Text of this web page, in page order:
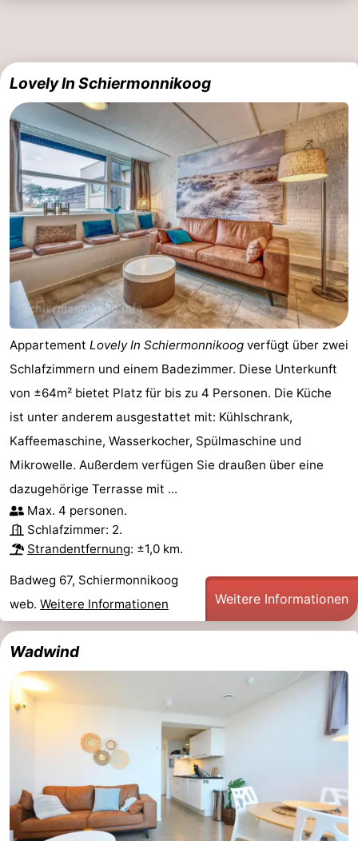
Lovely In Schiermonnikoog
Appartement Lovely In Schiermonnikoog verfügt über zwei
Schlafzimmern und einem Badezimmer. Diese Unterkunft
von ±64m² bietet Platz für bis zu 4 Personen. Die Küche
ist unter anderem ausgestattet mit: Kühlschrank,
Kaffeemaschine, Wasserkocher, Spülmaschine und
Mikrowelle. Außerdem verfügen Sie draußen über eine
dazugehörige Terrasse mit ...
Max. 4 personen.
Schlafzimmer: 2.
Strandentfernung: ±1,0 km.
Badweg 67, Schiermonnikoog
web. Weitere Informationen Weitere Informationen
Wadwind